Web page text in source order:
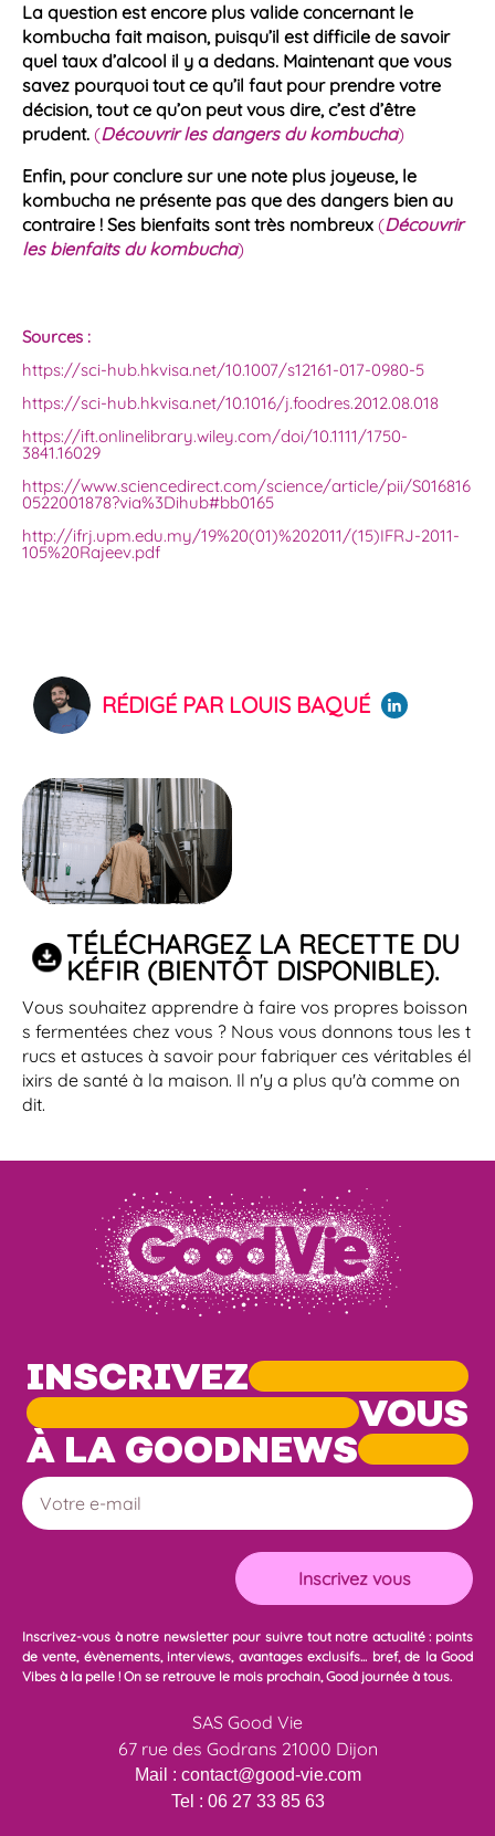
La question est encore plus valide concernant le
kombucha fait maison, puisqu’il est difficile de savoir
quel taux d’alcool il y a dedans. Maintenant que vous
savez pourquoi tout ce qu’il faut pour prendre votre
décision, tout ce qu’on peut vous dire, c’est d’être
prudent. (Découvrir les dangers du kombucha)
Enfin, pour conclure sur une note plus joyeuse, le
kombucha ne présente pas que des dangers bien au
contraire ! Ses bienfaits sont très nombreux (Découvrir
les bienfaits du kombucha)
Sources :
https://sci-hub.hkvisa.net/10.1007/s12161-017-0980-5
https://sci-hub.hkvisa.net/10.1016/j.foodres.2012.08.018
https://ift.onlinelibrary.wiley.com/doi/10.1111/1750-
3841.16029
https://www.sciencedirect.com/science/article/pii/S016816
0522001878?via%3Dihub#bb0165
http://ifrj.upm.edu.my/19%20(01)%202011/(15)IFRJ-2011-
105%20Rajeev.pdf
RÉDIGÉ PAR LOUIS BAQUÉ
TÉLÉCHARGEZ LA RECETTE DU
KÉFIR (BIENTÔT DISPONIBLE).
Vous souhaitez apprendre à faire vos propres boisson
s fermentées chez vous ? Nous vous donnons tous les t
rucs et astuces à savoir pour fabriquer ces véritables él
ixirs de santé à la maison. Il n'y a plus qu'à comme on
dit.
INSCRIVEZ
VOUS
À LA GOODNEWS
Inscrivez-vous à notre newsletter pour suivre tout notre actualité : points
de vente, évènements, interviews, avantages exclusifs... bref, de la Good
Vibes à la pelle ! On se retrouve le mois prochain, Good journée à tous.
SAS Good Vie
67 rue des Godrans 21000 Dijon
Mail : contact@good-vie.com
Tel : 06 27 33 85 63